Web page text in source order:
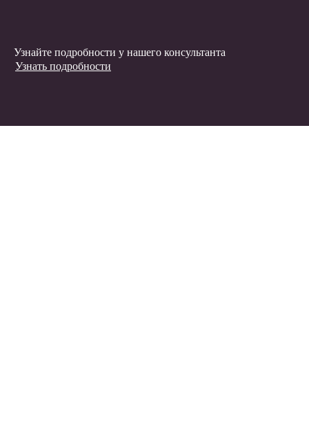
Узнайте подробности у нашего консультанта
Узнать подробности